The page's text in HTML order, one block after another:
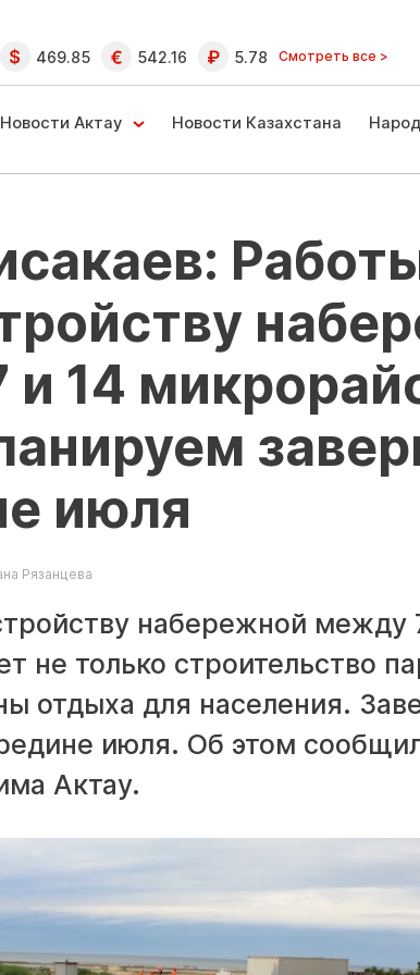
469.85 542.16 5.78 Смотреть все >
Новости Актау Новости Казахстана
14
июля
Рязанцева
набережной
не только строительство
отдыха для населения.
июля. Об этом
Актау.